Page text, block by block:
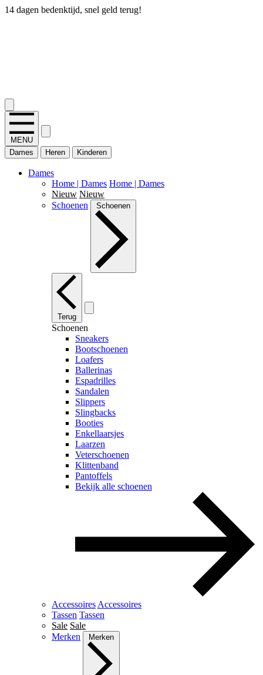
14 dagen bedenktijd, snel geld terug!
MENU
Dames
Heren Kinderen
Dames
Home | Dames Home | Dames
Nieuw Nieuw
Schoenen
Schoenen
Terug
Schoenen
Sneakers
Bootschoenen
Loafers
Ballerinas
Espadrilles
Sandalen
Slippers
Slingbacks
Booties
Enkellaarsjes
Laarzen
Veterschoenen
Klittenband
Pantoffels
Bekijk alle schoenen
Accessoires Accessoires
Tassen Tassen
Sale Sale
Merken
Merken